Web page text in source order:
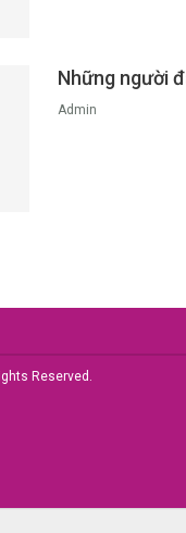
Những người
Admin
Reserved.